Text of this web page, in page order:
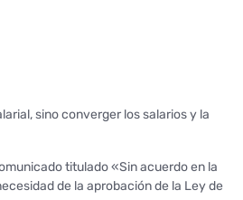
sino converger los salarios y la
titulado «Sin acuerdo en la
de la aprobación de la Ley de